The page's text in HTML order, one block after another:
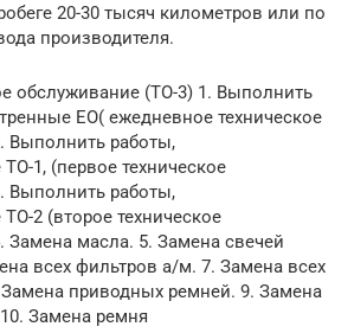
20-30 тысяч километров или по
производителя.
обслуживание (ТО-3) 1. Выполнить
ЕО( ежедневное техническое
Выполнить работы,
1, (первое техническое
Выполнить работы,
2 (второе техническое
Замена масла. 5. Замена свечей
всех фильтров а/м. 7. Замена всех
приводных ремней. 9. Замена
Замена ремня